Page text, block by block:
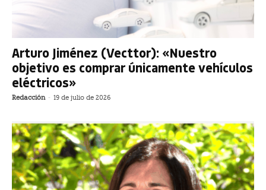
Arturo Jiménez (Vecttor): «Nuestro
objetivo es comprar únicamente vehículos
eléctricos»
Redacción - 19 de julio de 2026